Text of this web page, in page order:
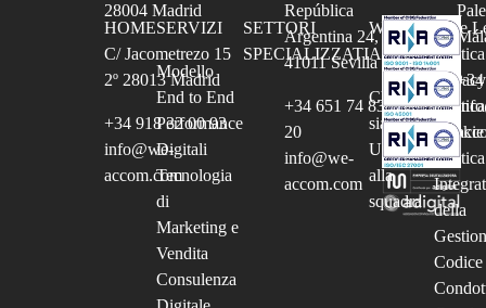
28004 Madrid
C/ Jacometrezo 15
2º 28013 Madrid
+34 918 32 00 93
info@we-
accom.com
República
Argentina 24,
41011 Sevilla
+34 651 74 83
20
info@we-
accom.com
HOMESERVIZI
Modello
End to End
Performance
Digitali
Tecnologia
di
Marketing e
Vendita
Consulenza
SETTORI
SPECIALIZZATI
WE
ACCOM
Chi
siamo
Unisciti
alla
squadra
Note
Privacy
Cookie
Politica
della